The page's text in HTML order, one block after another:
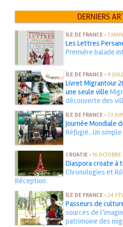
DERNIERS
ÎLE DE FRANCE • 7
Les Lettres
Première balade
ÎLE DE FRANCE • 4
Livret Migrantour
une seule ville
découverte des
ÎLE DE FRANCE • 23
Journée Mondiale
Réfugié...Un
CROATIE • 16
Diaspora croate à
Chronologies et
Réception
ÎLE DE FRANCE • 24
Passeurs de
sources de
patrimoine des